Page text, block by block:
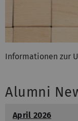
Informationen zur
Alumni
April 2026